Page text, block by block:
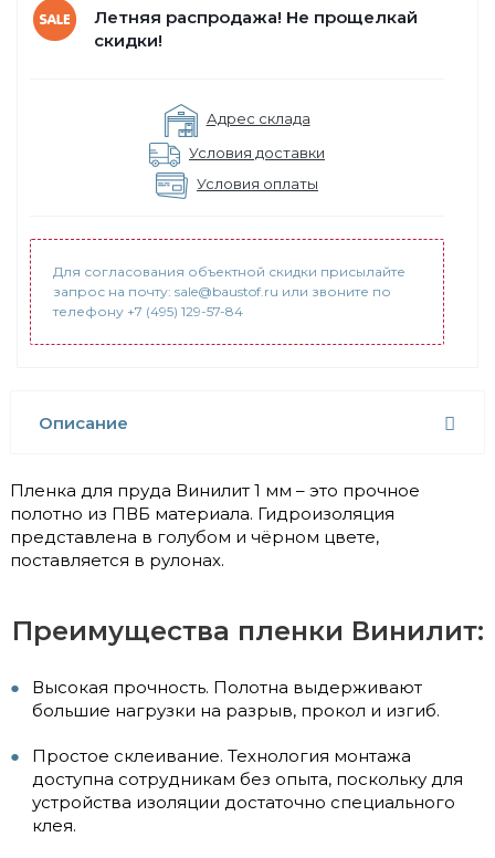
Летняя распродажа! Не прощелкай
скидки!
Адрес склада
Условия доставки
Условия оплаты
Для согласования объектной скидки присылайте
запрос на почту: sale@baustof.ru или звоните по
телефону +7 (495) 129-57-84
Описание
Пленка для пруда Винилит 1 мм – это прочное
полотно из ПВБ материала. Гидроизоляция
представлена в голубом и чёрном цвете,
поставляется в рулонах.
Преимущества пленки Винилит:
Высокая прочность. Полотна выдерживают
большие нагрузки на разрыв, прокол и изгиб.
Простое склеивание. Технология монтажа
доступна сотрудникам без опыта, поскольку для
устройства изоляции достаточно специального
клея.